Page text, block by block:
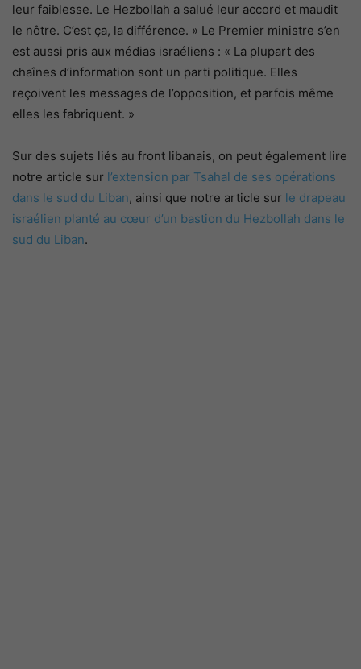
leur faiblesse. Le Hezbollah a salué leur accord et maudit
le nôtre. C’est ça, la différence. » Le Premier ministre s’en
est aussi pris aux médias israéliens : « La plupart des
chaînes d’information sont un parti politique. Elles
reçoivent les messages de l’opposition, et parfois même
elles les fabriquent. »
Sur des sujets liés au front libanais, on peut également lire
notre article sur l’extension par Tsahal de ses opérations
dans le sud du Liban, ainsi que notre article sur le drapeau
israélien planté au cœur d’un bastion du Hezbollah dans le
sud du Liban.